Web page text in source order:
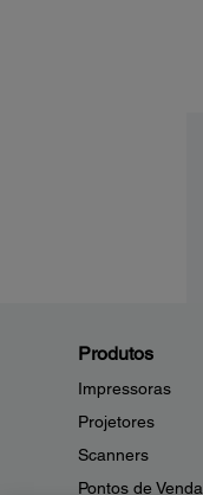
Produtos
Impressoras
Projetores
Scanners
Pontos de Venda